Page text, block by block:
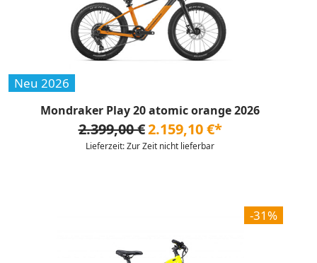
Neu 2026
Mondraker Play 20 atomic orange 2026
2.399,00 €2.159,10 €*
Lieferzeit: Zur Zeit nicht lieferbar
-31%